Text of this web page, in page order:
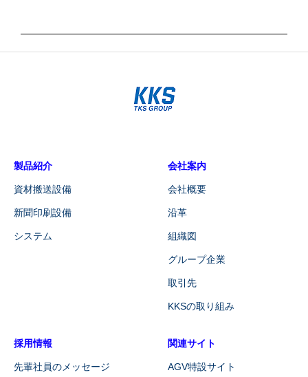
製品紹介
資材搬送設備
新聞印刷設備
システム
会社案内
会社概要
沿革
組織図
グループ企業
取引先
KKSの取り組み
採用情報
先輩社員のメッセージ
関連サイト
AGV特設サイト